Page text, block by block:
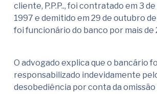
cliente, P.P.P.., foi contratado em 3
1997 e demitido em 29 de outubro de
foi funcionário do banco por mais de
O advogado explica que o bancário
responsabilizado indevidamente
desobediência por conta da omissão